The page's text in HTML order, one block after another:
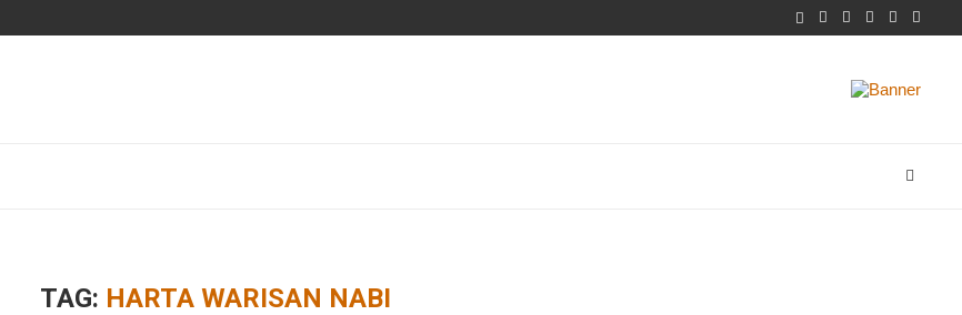
TAG: HARTA WARISAN NABI